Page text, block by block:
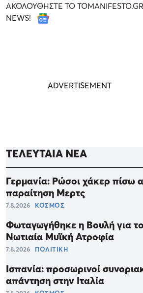
ΑΚΟΛΟΥΘΗΣΤΕ ΤΟ
NEWS!
ΤΕΛΕΥΤΑΙΑ ΝΕΑ
Γερμανία: Ρώσοι χάκερ πίσω
παραίτηση Μερτς
7.8.2026 ΚΟΣΜΟΣ
Φωταγωγήθηκε η Βουλή για
Νωτιαία Μυϊκή Ατροφία
7.8.2026 ΠΟΛΙΤΙΚΗ
Ισπανία: προσωρινοί
απάντηση στην Ιταλία